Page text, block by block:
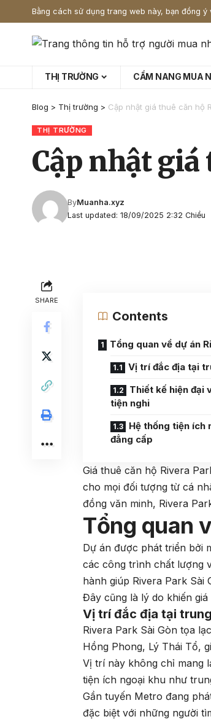
Bằng cách sử dụng trang web này, bạn đồng ý
THỊ TRƯỜNG CẨM NANG MUA
Blog > Thị trường > Cập nhật giá thuê căn hộ
THỊ TRƯỜNG
Cập nhật giá
Last updated: 18/09/2025 2:32 Chiều
ByMuanha.xyz
SHARE
Contents
Tổng quan về dự án
Vị trí đắc địa tại
Thiết kế hiện đại
tiện nghi
Hệ thống tiện ích
đẳng cấp
Giá thuê căn hộ Rivera
cho mọi đối tượng từ cá
đồng văn minh, Rivera
Tổng quan
Dự án được phát triển bởi
các công trình chất lượng
hành giúp Rivera Park Sài
Đây cũng là lý do khiến
Vị trí đắc địa tại
Rivera Park Sài Gòn tọa
Hồng Phong, Lý Thái Tổ,
Vị trí này không chỉ mang
tiện ích ngoại khu như
Gần tuyến Metro đang
đặc biệt với những người